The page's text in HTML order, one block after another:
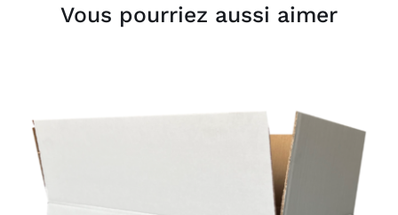
Vous pourriez aussi aimer